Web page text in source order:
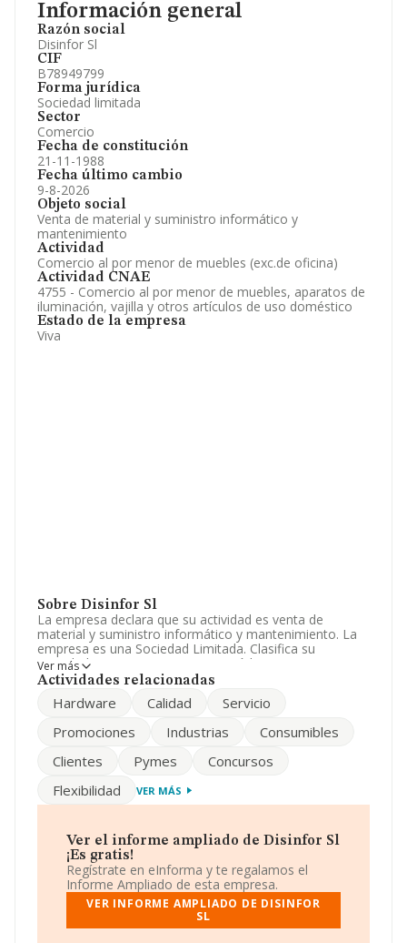
Información general
Razón social
Disinfor Sl
CIF
B78949799
Forma jurídica
Sociedad limitada
Sector
Comercio
Fecha de constitución
21-11-1988
Fecha último cambio
9-8-2026
Objeto social
Venta de material y suministro informático y
mantenimiento
Actividad
Comercio al por menor de muebles (exc.de oficina)
Actividad CNAE
4755 - Comercio al por menor de muebles, aparatos de
iluminación, vajilla y otros artículos de uso doméstico
Estado de la empresa
Viva
Sobre Disinfor Sl
La empresa declara que su actividad es venta de
material y suministro informático y mantenimiento. La
empresa es una Sociedad Limitada. Clasifica su
actividad CNAE como '%cnae%', código 4755. La
sociedad no tiene actividad en mercados exteriores.
El número de empleados se ha incrementado un 9% y
número ha estado por encima de la media de sector.
Acerca de la información en los distintos rankings: la
pasando del 76 al 90. En el ranking del sector, delante
de la empresa están compañías como, por ejemplo:
; en cambio, por detras de ella se encuentran
compañías como:
Muebles Bonitos S.L
Sociedad Limitada. En el ranking nacional, se ha
posicionado 3.394 puestos por debajo, pasando del
puesto 33.718 al 37.112. Aparecen mejor posicionadas
las siguientes compañías:Automedisa Vehiculos S.L
Abundo S.L, en cambio, por debajo (a nivel nacional) se
Ver más
Actividades relacionadas
Hardware Calidad
Servicio
Promociones
Industrias
Consumibles
Clientes
Pymes
Concursos
Flexibilidad
VER MÁS
Ver el informe ampliado de Disinfor Sl
¡Es gratis!
Regístrate en eInforma y te regalamos el
Informe Ampliado de esta empresa.
VER INFORME AMPLIADO DE DISINFOR
SL